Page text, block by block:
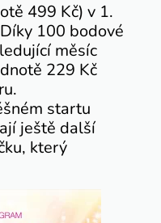
499 Kč) v 1.
100 bodové
měsíc
229 Kč
startu
ještě další
který